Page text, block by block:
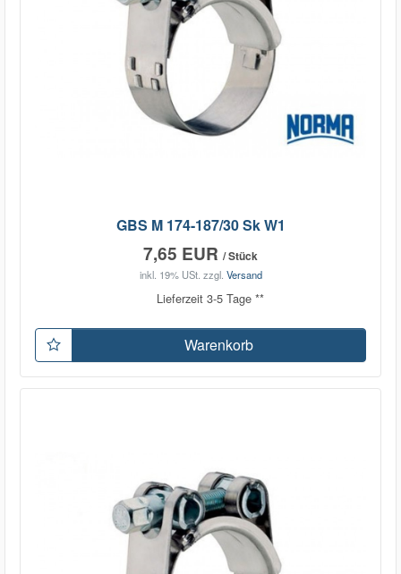
GBS M 174-187/30 Sk W1
7,65 EUR / Stück
inkl. 19% USt. zzgl. Versand
Lieferzeit 3-5 Tage **
Warenkorb